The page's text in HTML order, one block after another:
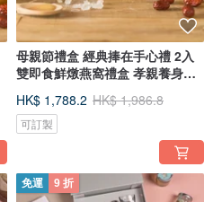
母親節禮盒 經典捧在手心禮 2入
雙即食鮮燉燕窩禮盒 孝親養身首
HK$ 1,788.2 HK$ 1,986.8
可訂製
免運 9 折